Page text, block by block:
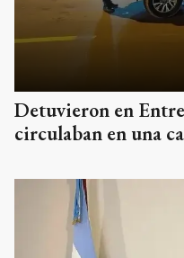
Detuvieron en
circulaban en una